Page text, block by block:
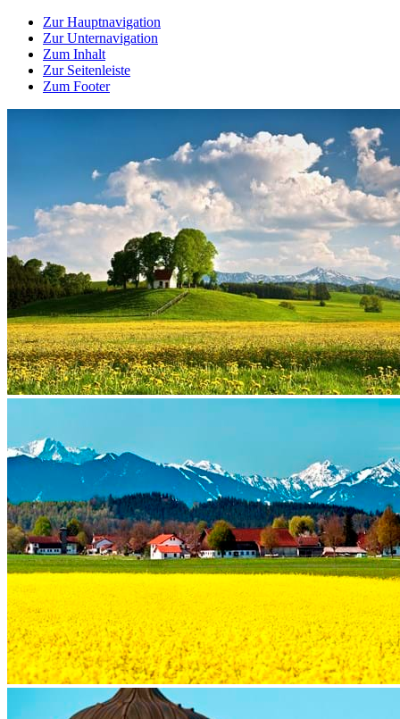
Zur Hauptnavigation
Zur Unternavigation
Zum Inhalt
Zur Seitenleiste
Zum Footer